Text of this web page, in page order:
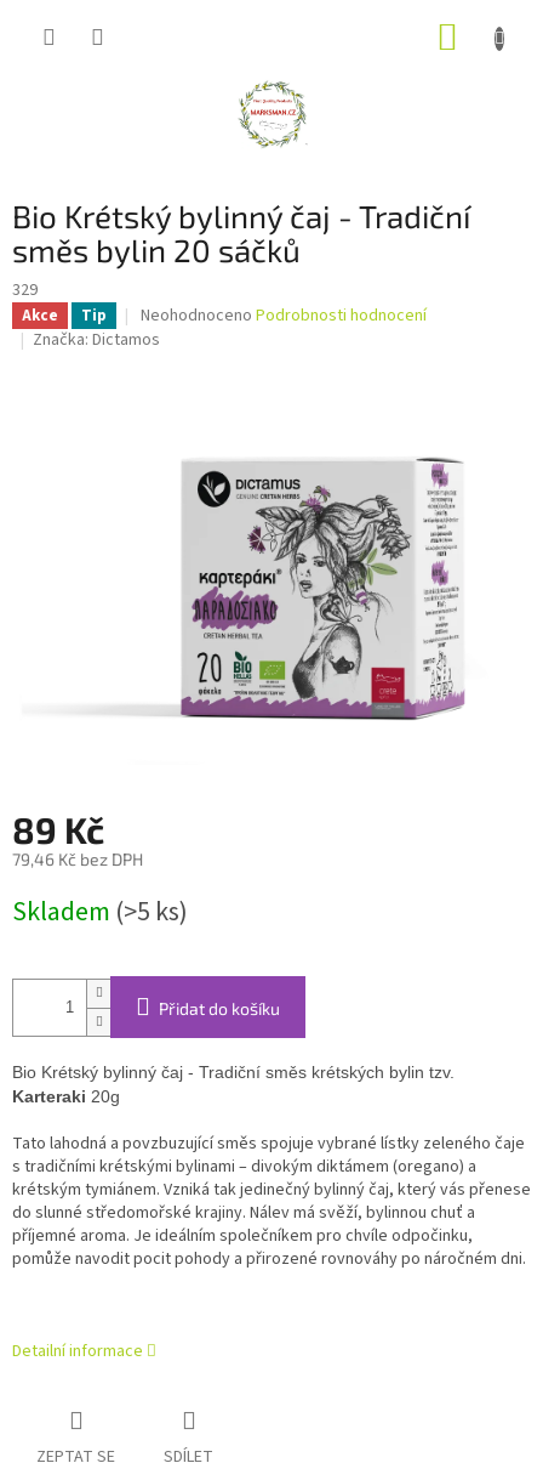
Bio Krétský bylinný čaj - Tradiční
směs bylin 20 sáčků
329
Akce Tip
Průměrné
hodnocení
hvězdiček.
Neohodnoceno Podrobnosti hodnocení
Značka: Dictamos
89 Kč
79,46 Kč bez DPH
cena:
Skladem (>5 ks)
Přidat do košíku
Bio Krétský bylinný čaj - Tradiční směs krétských bylin tzv.
Karteraki 20g
Tato lahodná a povzbuzující směs spojuje vybrané lístky zeleného čaje
s tradičními krétskými bylinami – divokým diktámem (oregano) a
krétským tymiánem. Vzniká tak jedinečný bylinný čaj, který vás přenese
do slunné středomořské krajiny. Nálev má svěží, bylinnou chuť a
příjemné aroma. Je ideálním společníkem pro chvíle odpočinku,
pomůže navodit pocit pohody a přirozené rovnováhy po náročném dni.
Detailní informace
ZEPTAT SE SDÍLET